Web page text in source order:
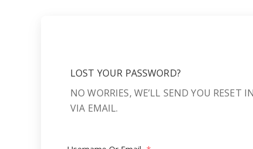
LOST YOUR PASSWORD?
NO WORRIES, WE’LL SEND YOU RESET
VIA EMAIL.